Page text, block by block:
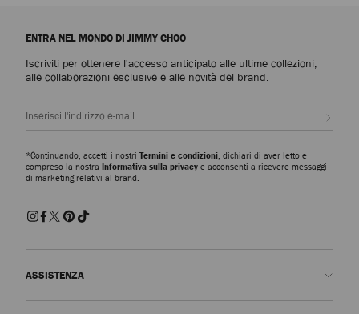
ENTRA NEL MONDO DI JIMMY CHOO
Iscriviti per ottenere l'accesso anticipato alle ultime collezioni,
alle collaborazioni esclusive e alle novità del brand.
*Continuando, accetti i nostri Termini e condizioni, dichiari di aver letto e
compreso la nostra Informativa sulla privacy e acconsenti a ricevere messaggi
di marketing relativi al brand.
ASSISTENZA